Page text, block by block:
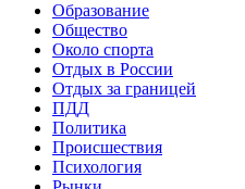
Образование
Общество
Около спорта
Отдых в России
Отдых за границей
ПДД
Политика
Происшествия
Психология